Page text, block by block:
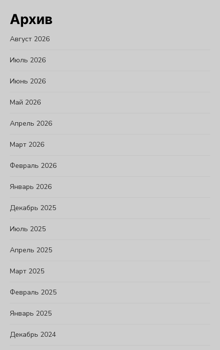
Архив
Август 2026
Июль 2026
Июнь 2026
Май 2026
Апрель 2026
Март 2026
Февраль 2026
Январь 2026
Декабрь 2025
Июль 2025
Апрель 2025
Март 2025
Февраль 2025
Январь 2025
Декабрь 2024